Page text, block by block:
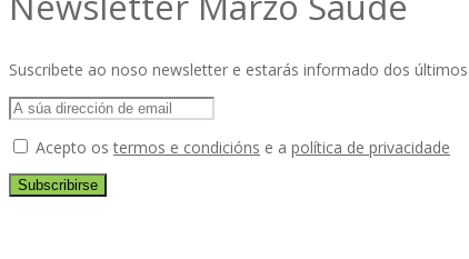
Suscribete ao noso newsletter e estarás informado dos
Acepto ostermos e condicións e a política de privacidade